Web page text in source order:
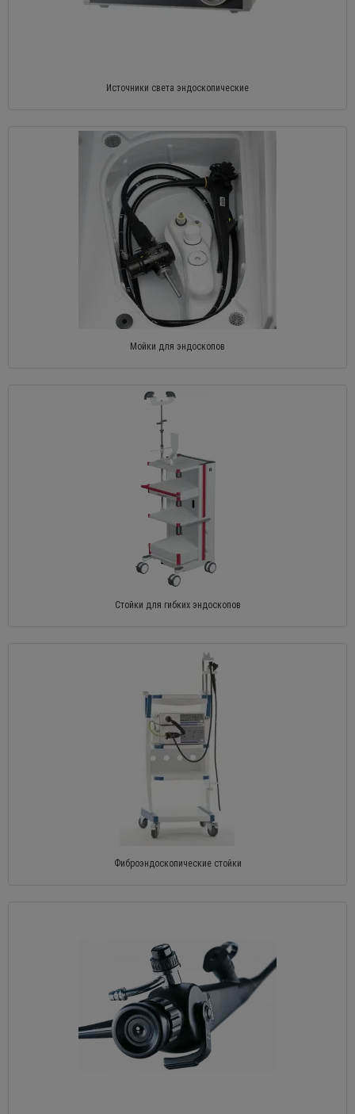
Источники света эндоскопические
Мойки для эндоскопов
Стойки для гибких эндоскопов
Фиброэндоскопические стойки